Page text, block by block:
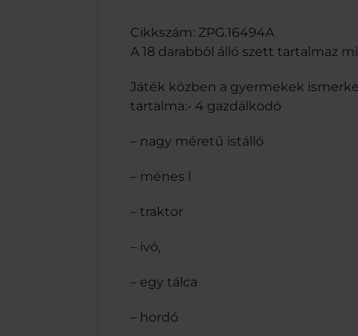
Cikkszám: ZPG.16494A
A 18 darabból álló szett tartalmaz
Játék közben a gyermekek
tartalma:- 4 gazdálkodó
– nagy méretű istálló
– ménes l
– traktor
– ivó,
– egy tálca
– hordó